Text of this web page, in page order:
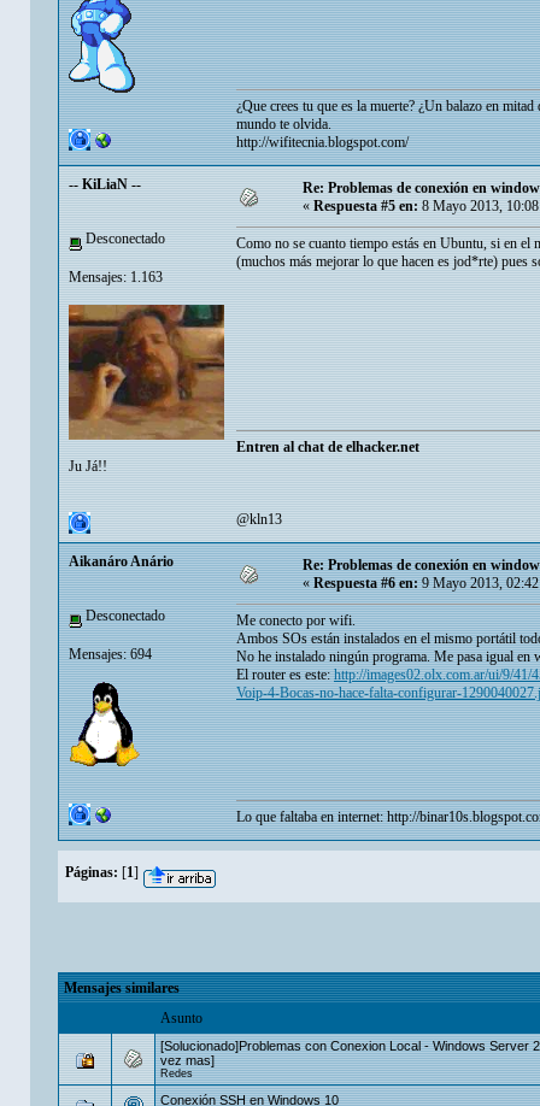
¿Que crees tu que es la muerte? ¿Un balazo en
mundo te olvida.
http://wifitecnia.blogspot.com/
-- KiLiaN --
Desconectado
Mensajes: 1.163
Ju Já!!
Re: Problemas de conexión en
« Respuesta #5 en: 8 Mayo 2013,
Como no se cuanto tiempo estás en Ubuntu, si en
(muchos más mejorar lo que hacen es jod*rte) pues
Entren al chat de elhacker.net
@kln13
Aikanáro Anário
Desconectado
Mensajes: 694
Re: Problemas de conexión en
«Respuesta #6 en:9 Mayo 2013, 02:42
Me conecto por wifi.
Ambos SOs están instalados en el mismo portátil
No he instalado ningún programa. Me pasa igual
El router es este:http://images02.olx.com.ar/ui/9/
Voip-4-Bocas-no-hace-falta-configurar-
Lo que faltaba en internet:http://
Páginas: [1]
Mensajes similares
Asunto
[Solucionado]Problemas con Conexion Local - Windows Server
vez mas]
Redes
Conexión SSH en Windows 10